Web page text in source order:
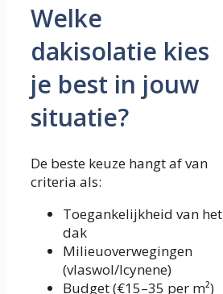
Welke
dakisolatie kies
je best in jouw
situatie?
De beste keuze hangt af van
criteria als:
Toegankelijkheid van het
dak
Milieuoverwegingen
(vlaswol/Icynene)
Budget (€15–35 per m²)